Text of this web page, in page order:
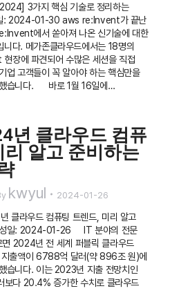
3가지 핵심 기술로 정리하는
: 2024-01-30 aws re:Invent가 끝난
에서 쏟아져 나온 신기술에 대한
니다. 메가존클라우드에서는 18명의
장에 파견되어 수많은 세션을 직접
업 고객들이 꼭 알아야 하는 핵심만을
했습니다. 바로 1월 16일에…
년 클라우드 컴퓨
리 알고 준비하는
kwyul 2024-01-26
클라우드 컴퓨팅 트렌드, 미리 알고
성일: 2024-01-26 IT 분야의 전문
면 2024년 전 세계 퍼블릭 클라우드
지출액이 6788억 달러(약 896조 원)에
습니다. 이는 2023년 지출 전망치인
다 20.4% 증가한 수치로 클라우드